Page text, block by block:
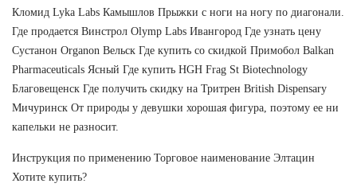
Кломид Lyka Labs Камышлов Прыжки с ноги на ногу по диагонали.
Где продается Винстрол Olymp Labs Ивангород Где узнать цену
Сустанон Organon Вельск Где купить со скидкой Примобол Balkan
Pharmaceuticals Ясный Где купить HGH Frag St Biotechnology
Благовещенск Где получить скидку на Тритрен British Dispensary
Мичуринск От природы у девушки хорошая фигура, поэтому ее ни
капельки не разносит.
Инструкция по применению Торговое наименование Элтацин
Хотите купить?